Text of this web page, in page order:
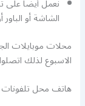
نعمل أيضا على
الشاشة أو
محلات موبايلات
الاسبوع لذلك
هاتف محل تلفونات